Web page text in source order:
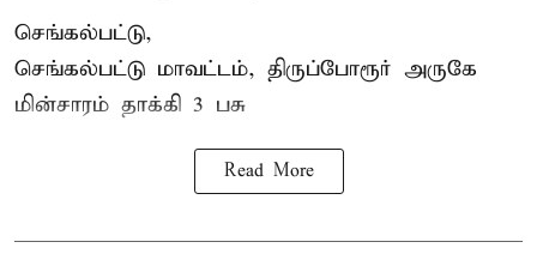
செங்கல்பட்டு,
செங்கல்பட்டு மாவட்டம், திருப்போரூர் அருகே
மின்சாரம் தாக்கி 3 பசு
Read More